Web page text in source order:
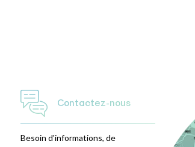
Contactez-nous
Besoin d'informations, de